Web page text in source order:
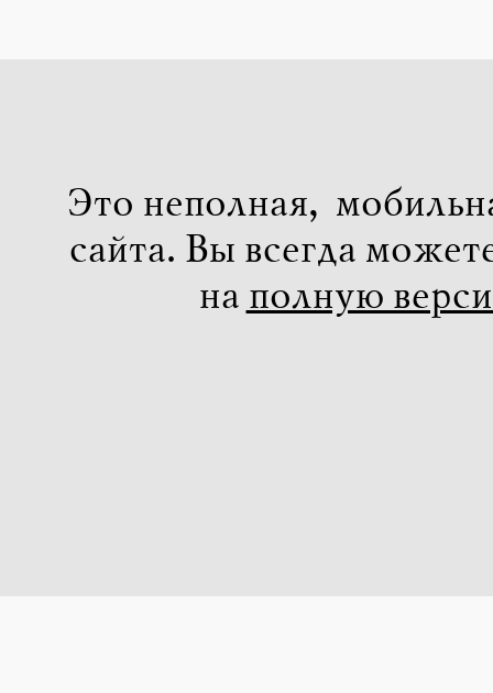
Это неполная,
сайта. Вы всегда
на полную